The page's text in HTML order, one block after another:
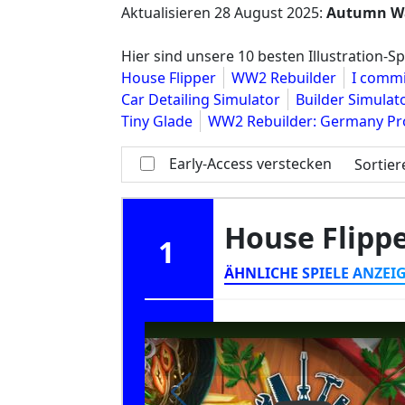
Aktualisieren 28 August 2025: Autumn
Hier sind unsere 10 besten Illustration-
House Flipper
WW2 Rebuilder
I
Car Detailing Simulator
Builder
Tiny Glade
WW2 Rebuilder: Germany
Early-Access verstecken
1 House
ÄHNLICHE SPIELE